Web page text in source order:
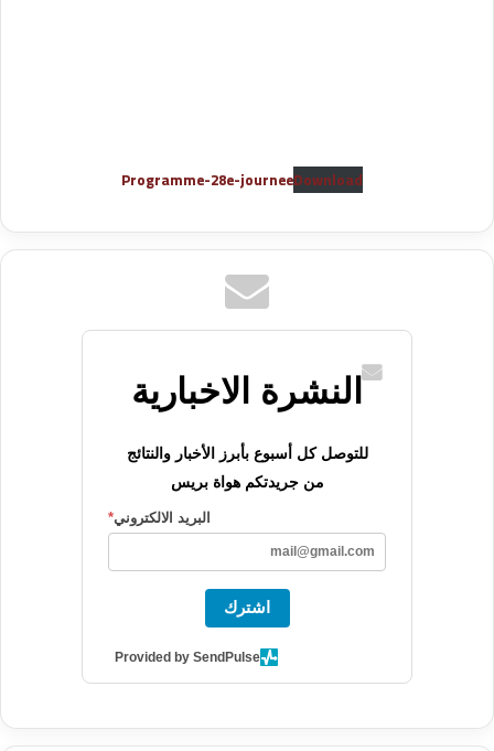
Programme-28e-journeeDownload
النشرة الاخبارية
للتوصل كل أسبوع بأبرز الأخبار والنتائج
من جريدتكم هواة بريس
البريد الالكتروني*
اشترك
Provided by SendPulse